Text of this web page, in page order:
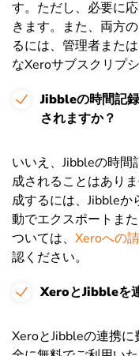
す。ただし、必要に
きます。また、両方
るには、管理者また
なXeroサブスクリプ
Jibbleの時間記
されますか？
いいえ、Jibbleの時
成されることはあり
成するには、Jibbleか
動でエクスポートま
ついては、 Xeroへの
認ください。
XeroとJibbleを
XeroとJibbleの連携